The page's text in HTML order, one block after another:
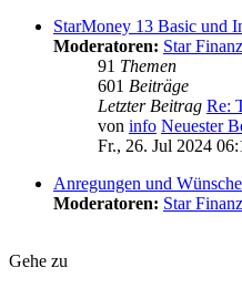
StarMoney 13 Basic und
Moderatoren: Star
91 Themen
601 Beiträge
Letzter Beitrag Re:
von info Neuester
Fr., 26. Jul 2024
Anregungen und
Moderatoren: Star
Gehe zu